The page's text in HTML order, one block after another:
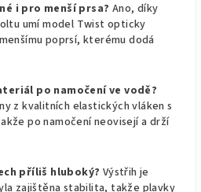
i pro menší prsa? Ano, díky
umí model Twist opticky
poprsí, kterému dodá
po namočení ve vodě?
z kvalitních elastických vláken s
po namočení neovisejí a drží
příliš hluboký? Výstřih je
zajištěna stabilita, takže plavky